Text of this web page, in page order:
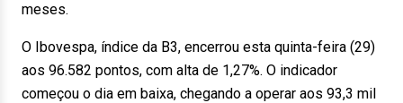
meses.
O Ibovespa, índice da B3, encerrou esta quinta-feira (29)
aos 96.582 pontos, com alta de 1,27%. O indicador
começou o dia em baixa, chegando a operar aos 93,3 mil